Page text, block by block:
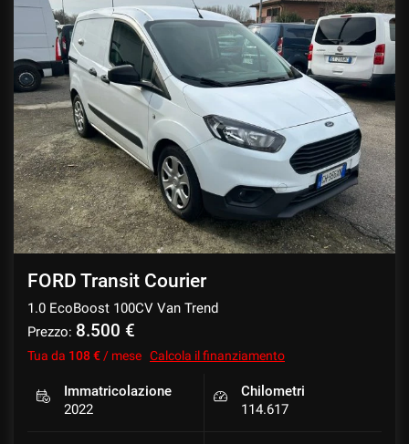
FORD Transit Courier
1.0 EcoBoost 100CV Van Trend
Prezzo: 8.500 €
Tua da 108 € / mese Calcola il finanziamento
Immatricolazione
2022
Chilometri
114.617